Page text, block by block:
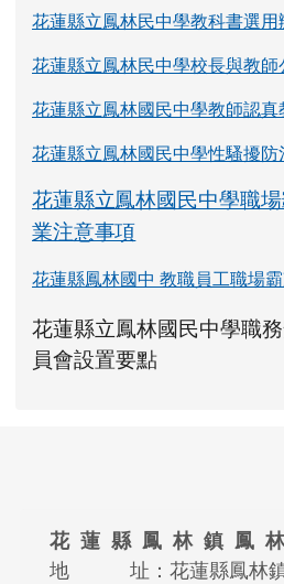
花蓮縣立鳳林民中學教科書選用
花蓮縣立鳳林民中學校長與教
花蓮縣立鳳林國民中學教師認
花蓮縣立鳳林國民中學性騷擾
花蓮縣立鳳林國民中學職
業注意事項
花蓮縣鳳林國中 教職員工職場
link to https://
花蓮縣立鳳林國民中學職
員會設置要點花蓮縣立鳳林
花蓮縣立鳳林
link to https://
link to https://
花 蓮 縣 鳳 林 鎮 鳳
地 址：花蓮縣鳳林鎮